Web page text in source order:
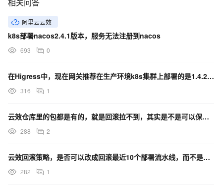
阿里云云效
k8s部署nacos2.4.1版本，服务无法注册到nacos
693 0
在Higress中，现在网关推荐在生产环境k8s集群上部署的是1.4.2版本吗？
316 1
云效仓库里的包都是有的，就是回滚拉不到，其实是不是可以保留最近的5到10条记录？
288 2
云效回滚策略，是否可以改成回滚最近10个部署流水线，而不是按时间最近一个月的来保存记录？
282 1